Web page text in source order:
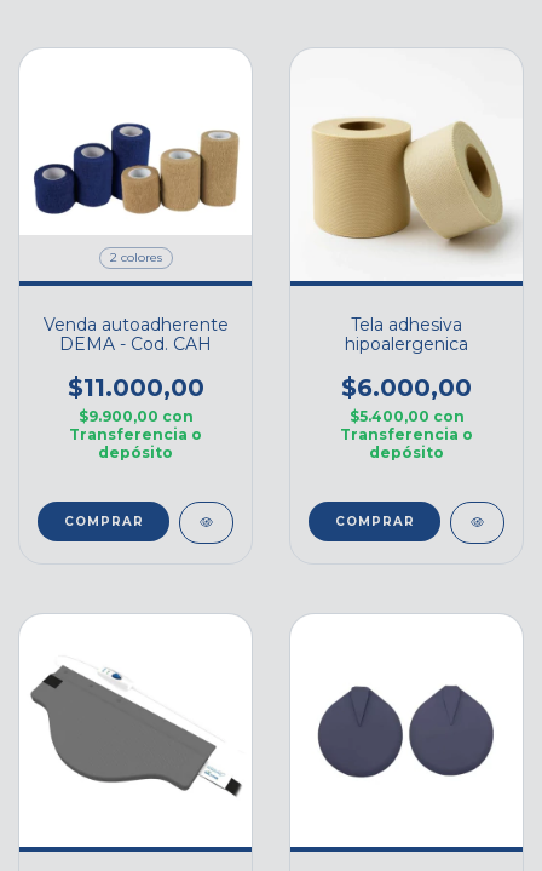
2 colores
Venda autoadherente
DEMA - Cod. CAH
$11.000,00
$9.900,00 con
Transferencia o
depósito
COMPRAR
Tela adhesiva
hipoalergenica
$6.000,00
$5.400,00 con
Transferencia o
depósito
COMPRAR